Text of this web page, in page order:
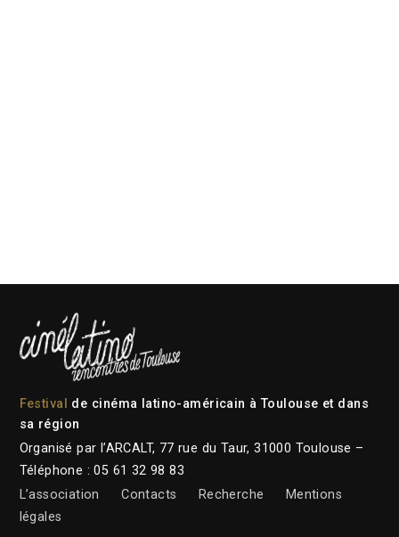
Festival
de cinéma latino-américain à Toulouse et dans
sa région
Organisé par l’ARCALT, 77 rue du Taur, 31000 Toulouse –
Téléphone : 05 61 32 98 83
L’association
Contacts Recherche
Mentions
légales